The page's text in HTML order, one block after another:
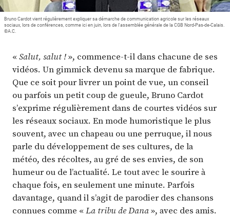
Bruno Cardot vient régulièrement expliquer sa démarche de communication agricole sur les réseaux
sociaux, lors de conférences, comme ici en juin, lors de l'assemblée générale de la CGB Nord-Pas-de-Calais.
©A.C.
«Salut, salut !», commence-t-il dans chacune de ses
vidéos. Un gimmick devenu sa marque de fabrique.
Que ce soit pour livrer un point de vue, un conseil
ou parfois un petit coup de gueule, Bruno Cardot
s’exprime régulièrement dans de courtes vidéos sur
les réseaux sociaux. En mode humoristique le plus
souvent, avec un chapeau ou une perruque, il nous
parle du développement de ses cultures, de la
météo, des récoltes, au gré de ses envies, de son
humeur ou de l’actualité. Le tout avec le sourire à
chaque fois, en seulement une minute. Parfois
davantage, quand il s’agit de parodier des chansons
connues comme «La tribu de Dana», avec des amis.